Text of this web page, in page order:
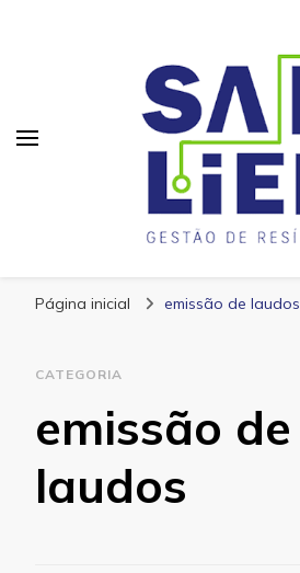
Página inicial emissão de laudos
CATEGORIA
emissão de
laudos